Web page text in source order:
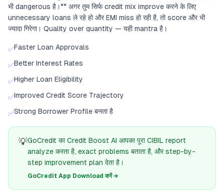
भी dangerous है।** अगर तुम सिर्फ credit mix improve करने के लिए
unnecessary loans ले रहे हो और EMI miss हो रही है, तो score और भी
ज्यादा गिरेगा। Quality over quantity — यही mantra है।
✅Faster Loan Approvals
✅Better Interest Rates
✅Higher Loan Eligibility
✅Improved Credit Score Trajectory
✅Strong Borrower Profile बनता है
💡GoCredit का Credit Boost AI आपका पूरा CIBIL report
analyze करता है, exact problems बताता है, और step-by-
step improvement plan देता है।
GoCredit App Download करें →